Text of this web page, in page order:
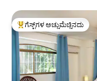
ಗೆಸ್ಟ್‌ಗಳಿಗೆ ಅತಿ ಹೆಚ್ಚು
ಗೆಸ್ಟ್‌ಗಳ ಅಚ್ಚುಮೆಚ್ಚಿನದು